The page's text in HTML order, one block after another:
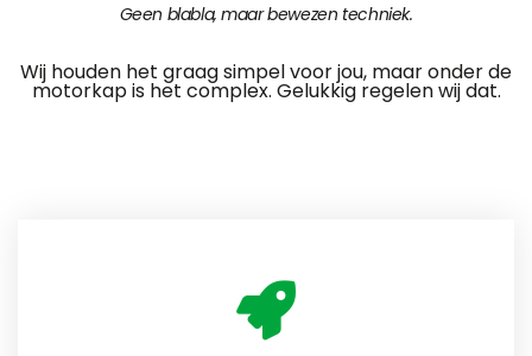
Geen blabla, maar bewezen techniek.
Wij houden het graag simpel voor jou, maar onder de
motorkap is het complex. Gelukkig regelen wij dat.